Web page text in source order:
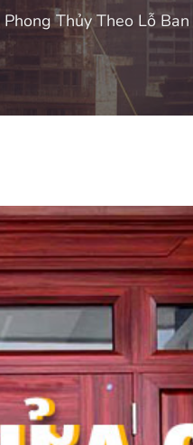
Thủy Theo Lỗ